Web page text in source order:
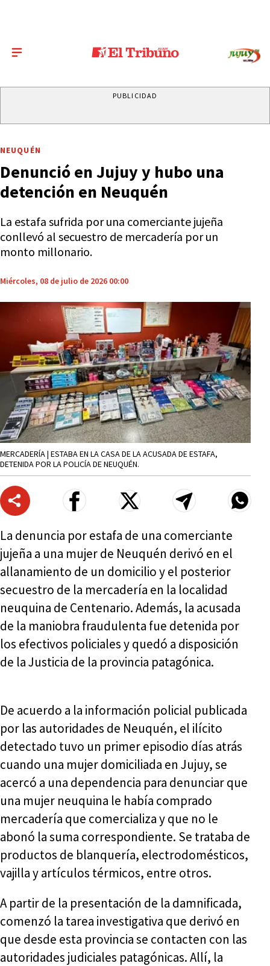
PUBLICIDAD
NEUQUÉN
Denunció en Jujuy y hubo una
detención en Neuquén
La estafa sufrida por una comerciante jujeña
conllevó al secuestro de mercadería por un
monto millonario.
Miércoles, 08 de julio de 2026 00:00
MERCADERÍA | ESTABA EN LA CASA DE LA ACUSADA DE ESTAFA,
DETENIDA POR LA POLICÍA DE NEUQUÉN.
La denuncia por estafa de una comerciante
jujeña a una mujer de Neuquén derivó en el
allanamiento de un domicilio y el posterior
secuestro de la mercadería en la localidad
neuquina de Centenario. Además, la acusada
de la maniobra fraudulenta fue detenida por
los efectivos policiales y quedó a disposición
de la Justicia de la provincia patagónica.
De acuerdo a la información policial publicada
por las autoridades de Neuquén, el ilícito
detectado tuvo un primer episodio días atrás
cuando una mujer domiciliada en Jujuy, se
acercó a una dependencia para denunciar que
una mujer neuquina le había comprado
mercadería que comercializa y que no le
abonó la suma correspondiente. Se trataba de
productos de blanquería, electrodomésticos,
vajilla y artículos térmicos, entre otros.
A partir de la presentación de la damnificada,
comenzó la tarea investigativa que derivó en
que desde esta provincia se contacten con las
autoridades judiciales patagónicas. Allí, la